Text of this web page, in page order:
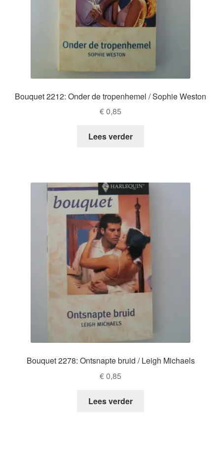
Bouquet 2212: Onder de tropenhemel / Sophie Weston
€0,85
Lees verder
Bouquet 2278: Ontsnapte bruid / Leigh Michaels
€0,85
Lees verder